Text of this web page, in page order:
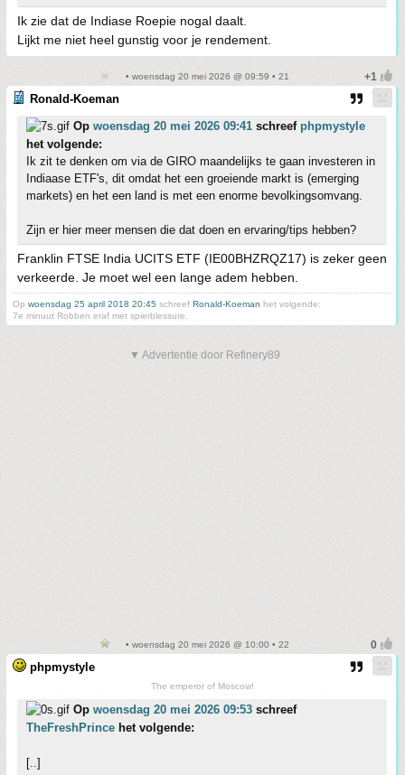
Ik zie dat de Indiase Roepie nogal daalt.
Lijkt me niet heel gunstig voor je rendement.
• woensdag 20 mei 2026 @ 09:59 • 21
Ronald-Koeman
Op woensdag 20 mei 2026 09:41 schreef phpmystyle
het volgende:
Ik zit te denken om via de GIRO maandelijks te gaan investeren in
Indiaase ETF's, dit omdat het een groeiende markt is (emerging
markets) en het een land is met een enorme bevolkingsomvang.
Zijn er hier meer mensen die dat doen en ervaring/tips hebben?
Franklin FTSE India UCITS ETF (IE00BHZRQZ17) is zeker geen
verkeerde. Je moet wel een lange adem hebben.
Op woensdag 25 april 2018 20:45 schreef Ronald-Koeman het volgende:
7e minuut Robben eraf met spierblessure.
▼ Advertentie door Refinery89
• woensdag 20 mei 2026 @ 10:00 • 22
phpmystyle
The emperor of Moscow!
Op woensdag 20 mei 2026 09:53 schreef
TheFreshPrince het volgende:
[..]